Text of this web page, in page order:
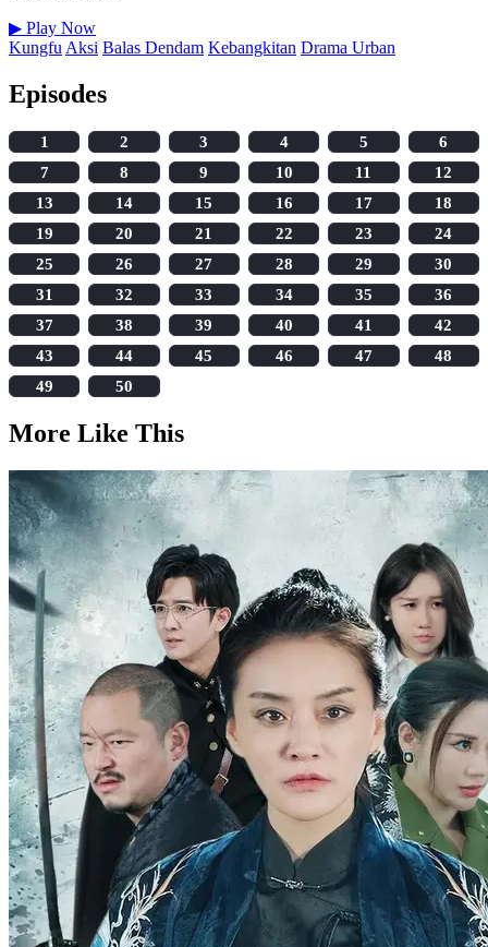
▶ Play Now
Kungfu Aksi Balas Dendam Kebangkitan Drama Urban
Episodes
1 2 3 4 5
6
7
8 9 10 11
12
13
14 15 16 17
18
19
20 21 22 23
24
25
26 27 28 29
30
31
32 33 34 35
36
37
38 39 40 41
42
43
44 45 46 47
48
49
50
More Like This